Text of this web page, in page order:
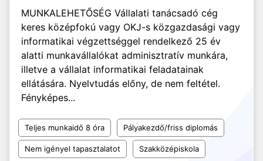
MUNKALEHETŐSÉG Vállalati tanácsadó cég
keres középfokú vagy OKJ-s közgazdasági vagy
informatikai végzettséggel rendelkező 25 év
alatti munkavállalókat adminisztratív munkára,
illetve a vállalat informatikai feladatainak
ellátására. Nyelvtudás előny, de nem feltétel.
Fényképes...
Teljes munkaidő 8 óra Pályakezdő/friss diplomás
Nem igényel tapasztalatot Szakközépiskola